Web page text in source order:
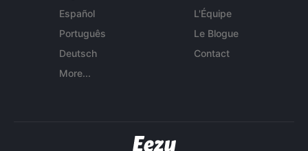
Español
Português
Deutsch
More...
L'Équipe
Le Blogue
Contact